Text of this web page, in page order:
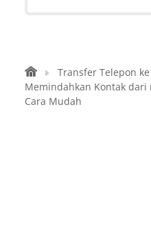
Transfer Telepon
Memindahkan Kontak
Cara Mudah